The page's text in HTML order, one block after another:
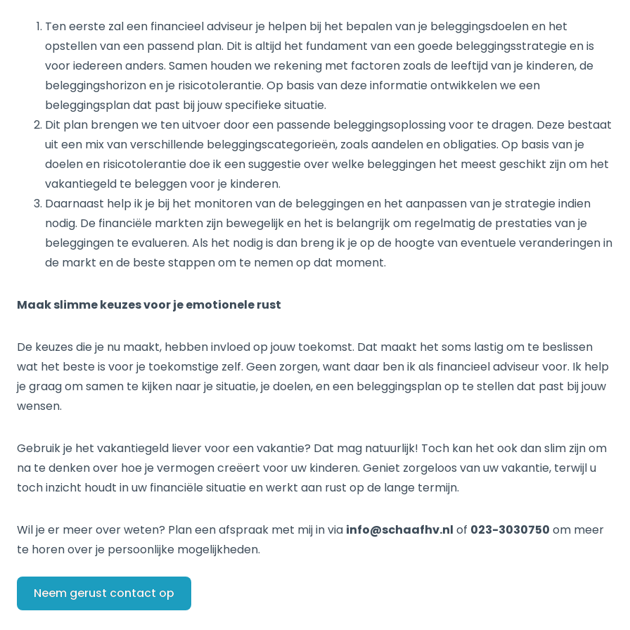
Ten eerste zal een financieel adviseur je helpen bij het bepalen van je beleggingsdoelen en het
opstellen van een passend plan. Dit is altijd het fundament van een goede beleggingsstrategie en is
voor iedereen anders. Samen houden we rekening met factoren zoals de leeftijd van je kinderen, de
beleggingshorizon en je risicotolerantie. Op basis van deze informatie ontwikkelen we een
beleggingsplan dat past bij jouw specifieke situatie.
Dit plan brengen we ten uitvoer door een passende beleggingsoplossing voor te dragen. Deze bestaat
uit een mix van verschillende beleggingscategorieën, zoals aandelen en obligaties. Op basis van je
doelen en risicotolerantie doe ik een suggestie over welke beleggingen het meest geschikt zijn om het
vakantiegeld te beleggen voor je kinderen.
Daarnaast help ik je bij het monitoren van de beleggingen en het aanpassen van je strategie indien
nodig. De financiële markten zijn bewegelijk en het is belangrijk om regelmatig de prestaties van je
beleggingen te evalueren. Als het nodig is dan breng ik je op de hoogte van eventuele veranderingen in
de markt en de beste stappen om te nemen op dat moment.
Maak slimme keuzes voor je emotionele rust
De keuzes die je nu maakt, hebben invloed op jouw toekomst. Dat maakt het soms lastig om te beslissen
wat het beste is voor je toekomstige zelf. Geen zorgen, want daar ben ik als financieel adviseur voor. Ik help
je graag om samen te kijken naar je situatie, je doelen, en een beleggingsplan op te stellen dat past bij jouw
wensen.
Gebruik je het vakantiegeld liever voor een vakantie? Dat mag natuurlijk! Toch kan het ook dan slim zijn om
na te denken over hoe je vermogen creëert voor uw kinderen. Geniet zorgeloos van uw vakantie, terwijl u
toch inzicht houdt in uw financiële situatie en werkt aan rust op de lange termijn.
Wil je er meer over weten? Plan een afspraak met mij in via info@schaafhv.nl of 023-3030750 om meer
te horen over je persoonlijke mogelijkheden.
Neem gerust contact op